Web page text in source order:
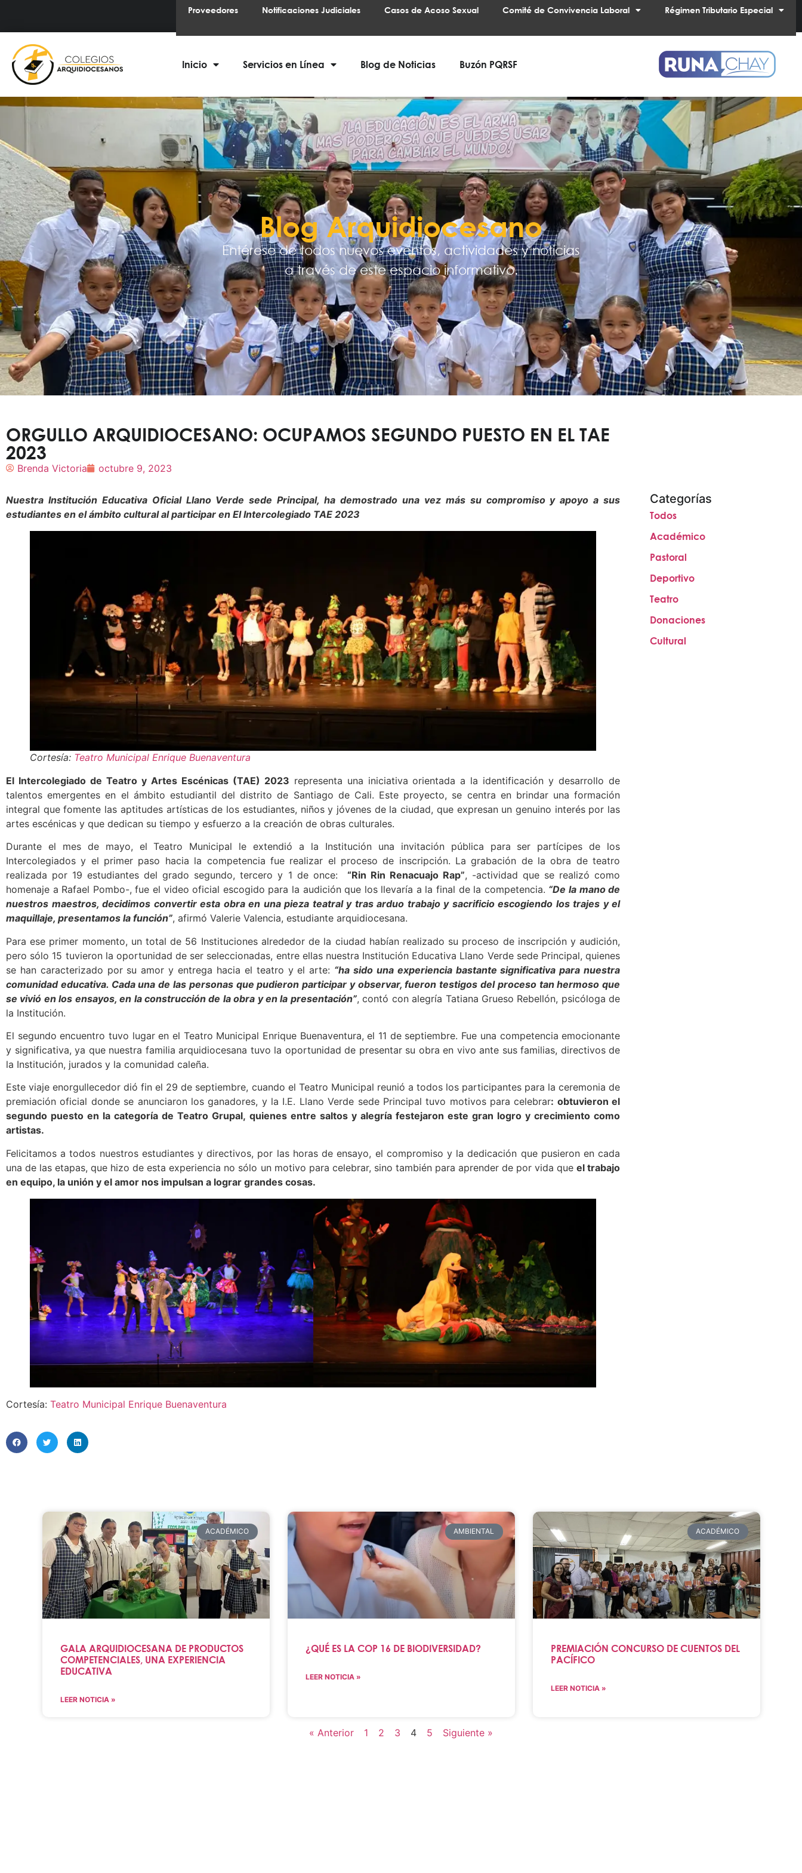
Proveedores Notificaciones Judiciales Casos de Acoso Sexual Comité de Convivencia Laboral Régimen Tributario Especial
Inicio Servicios en Línea Blog de Noticias Buzón PQRSF
Blog Arquidiocesano
Entérese de todos nuevos eventos, actividades y noticias
a través de este espacio informativo.
ORGULLO ARQUIDIOCESANO: OCUPAMOS SEGUNDO PUESTO EN EL TAE
2023
Brenda Victoria octubre 9, 2023
Nuestra Institución Educativa Oficial Llano Verde sede Principal, ha demostrado una vez más su compromiso y apoyo a sus
estudiantes en el ámbito cultural al participar en ElIntercolegiado TAE 2023
Cortesía: Teatro Municipal Enrique Buenaventura
El Intercolegiado de Teatro y Artes Escénicas (TAE) 2023 representa una iniciativa orientada a la identificación y desarrollo de
talentos emergentes en el ámbito estudiantil del distrito de Santiago de Cali. Este proyecto, se centra en brindar una formación
integral que fomente las aptitudes artísticas de los estudiantes, niños y jóvenes de la ciudad, que expresan un genuino interés por las
artes escénicas y que dedican su tiempo y esfuerzo a la creación de obras culturales.
Durante el mes de mayo, el Teatro Municipal le extendió a la Institución una invitación pública para ser partícipes de los
Intercolegiados y el primer paso hacia la competencia fue realizar el proceso de inscripción. La grabación de la obra de teatro
realizada por 19 estudiantes del grado segundo, tercero y 1 de once: “Rin Rin Renacuajo Rap”, -actividad que se realizó como
homenaje a Rafael Pombo-, fue el video oficial escogido para la audición que los llevaría a la final de la competencia. “De la mano de
nuestros maestros, decidimos convertir esta obra en una pieza teatral y tras arduo trabajo y sacrificio escogiendo los trajes y el
maquillaje, presentamos la función”, afirmó Valerie Valencia, estudiante arquidiocesana.
Para ese primer momento, un total de 56 Instituciones alrededor de la ciudad habían realizado su proceso de inscripción y audición,
pero sólo 15 tuvieron la oportunidad de ser seleccionadas, entre ellas nuestra Institución Educativa Llano Verde sede Principal, quienes
se han caracterizado por su amor y entrega hacia el teatro y el arte: “ha sido una experiencia bastante significativa para nuestra
comunidad educativa. Cada una de las personas que pudieron participar y observar, fueron testigos del proceso tan hermoso que
se vivió en los ensayos, en la construcción de la obra y en la presentación”, contó con alegría Tatiana Grueso Rebellón, psicóloga de
la Institución.
El segundo encuentro tuvo lugar en el Teatro Municipal Enrique Buenaventura, el 11 de septiembre. Fue una competencia emocionante
y significativa, ya que nuestra familia arquidiocesana tuvo la oportunidad de presentar su obra en vivo ante sus familias, directivos de
la Institución, jurados y la comunidad caleña.
Este viaje enorgullecedor dió fin el 29 de septiembre, cuando el Teatro Municipal reunió a todos los participantes para la ceremonia de
premiación oficial donde se anunciaron los ganadores, y la I.E. Llano Verde sede Principal tuvo motivos para celebrar: obtuvieron el
segundo puesto en la categoría de Teatro Grupal, quienes entre saltos y alegría festejaron este gran logro y crecimiento como
artistas.
Felicitamos a todos nuestros estudiantes y directivos, por las horas de ensayo, el compromiso y la dedicación que pusieron en cada
una de las etapas, que hizo de esta experiencia no sólo un motivo para celebrar, sino también para aprender de por vida queel trabajo
en equipo, la unión y el amor nos impulsan a lograr grandes cosas.
Cortesía: Teatro Municipal Enrique Buenaventura
Categorías
Todos
Académico
Pastoral
Deportivo
Teatro
Donaciones
Cultural
ACADÉMICO
GALA ARQUIDIOCESANA DE PRODUCTOS
COMPETENCIALES, UNA EXPERIENCIA
EDUCATIVA
LEER NOTICIA »
AMBIENTAL
¿QUÉ ES LA COP 16 DE BIODIVERSIDAD?
LEER NOTICIA »
ACADÉMICO
PREMIACIÓN CONCURSO DE CUENTOS DEL
PACÍFICO
LEER NOTICIA »
« Anterior 1 2 3 4 5 Siguiente »